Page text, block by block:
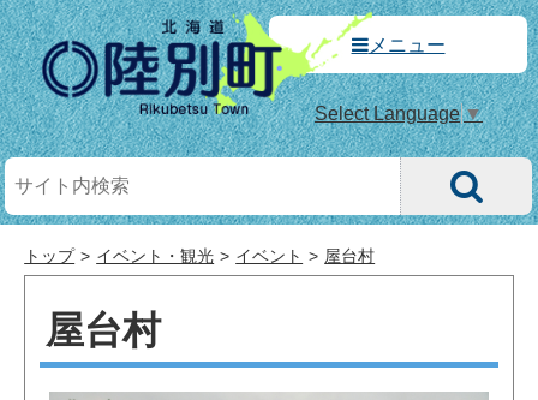
メニュー
Select Language▼
トップ イベント・観光 イベント 屋台村
屋台村